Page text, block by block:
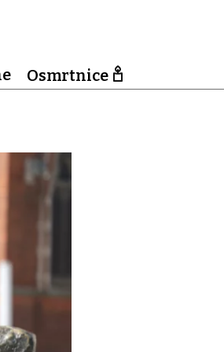
Osmrtnice